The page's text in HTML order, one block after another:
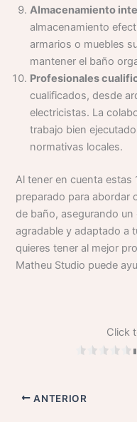
Almacenamiento
almacenamiento
armarios o muebles
mantener el baño
Profesionales
cualificados, desde
electricistas. La
trabajo bien
normativas locales.
Al tener en cuenta estas
preparado para abordar
de baño, asegurando
agradable y adaptado a
quieres tener al mejor
Matheu Studio puede
Click
ANTERIOR